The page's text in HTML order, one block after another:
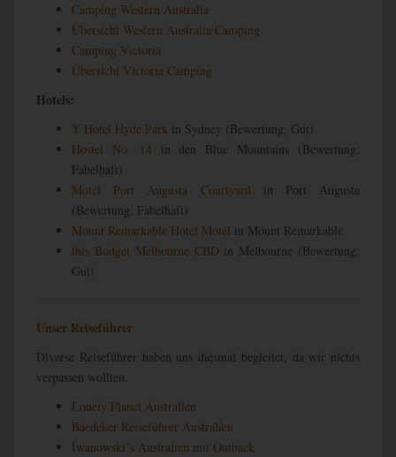
Camping Western Australia
Übersicht Western Australia Camping
Camping Victoria
Übersicht Victoria Camping
Hotels:
Y Hotel Hyde Park in Sydney (Bewertung: Gut)
Hostel No. 14in den Blue Mountains (Bewertung:
Fabelhaft)
Motel Port Augusta Courtyard in Port Augusta
(Bewertung: Fabelhaft)
Mount Remarkable Hotel Motel in Mount Remarkable
ibis Budget Melbourne CBDin Melbourne (Bewertung:
Gut)
Unser Reiseführer
Diverse Reiseführer haben uns diesmal begleitet, da wir nichts
verpassen wollten.
Lonely Planet Australien
Baedeker Reiseführer Australien
Iwanowski´s Australien mit Outback